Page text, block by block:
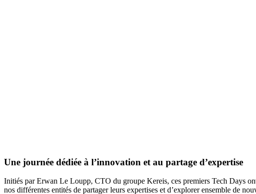
Une journée dédiée à l’innovation et au partage d’expertise
Initiés par Erwan Le Loupp, CTO du groupe Kereis, ces premiers Tech Days
nos différentes entités de partager leurs expertises et d’explorer ensemble de